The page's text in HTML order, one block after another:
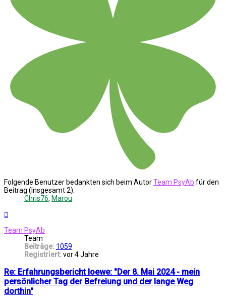
Folgende Benutzer bedankten sich beim AutorTeam PsyAb für den
Beitrag (Insgesamt 2):
Chris76, Marou
Team PsyAb
Team
Beiträge: 1059
Registriert: vor 4 Jahre
Re: Erfahrungsbericht loewe: "Der 8. Mai 2024 - mein
persönlicher Tag der Befreiung und der lange Weg
dorthin"